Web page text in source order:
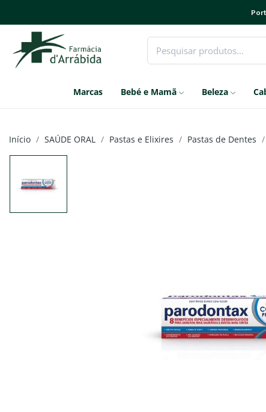
Marcas Bebé e Mamã Beleza
Início SAÚDE ORAL Pastas e Elixires Pastas de Dentes